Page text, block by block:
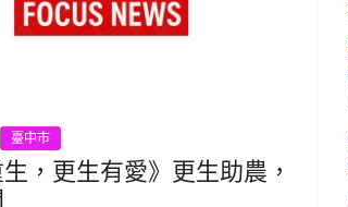
臺中市
生，更生有愛》更生助農，